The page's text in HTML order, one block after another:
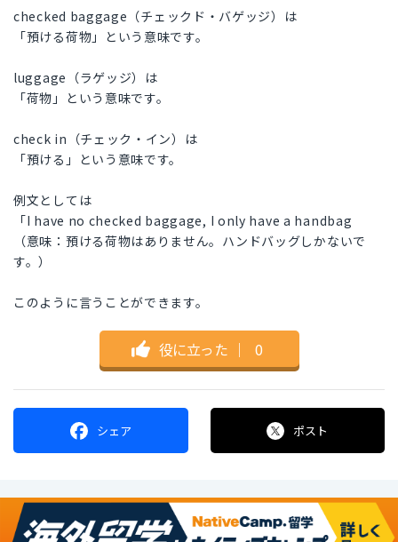
checked baggage（チェックド・バゲッジ）は
「預ける荷物」という意味です。
luggage（ラゲッジ）は
「荷物」という意味です。
check in（チェック・イン）は
「預ける」という意味です。
例文としては
「I have no checked baggage, I only have a handbag
（意味：預ける荷物はありません。ハンドバッグしかないで
す。）
このように言うことができます。
役に立った ｜ 0
シェア ポスト